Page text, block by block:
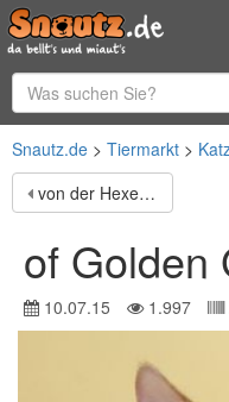
Snautz.de Tiermarkt
von der Hexeneiche
of Golden
10.07.15 1.997